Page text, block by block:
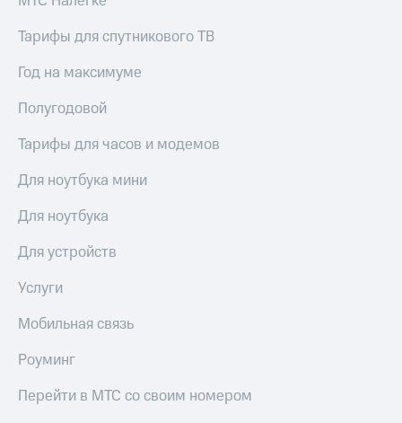
Тарифы для спутникового ТВ
Год на максимуме
Полугодовой
Тарифы для часов и модемов
Для ноутбука мини
Для ноутбука
Для устройств
Услуги
Мобильная связь
Роуминг
Перейти в МТС со своим номером